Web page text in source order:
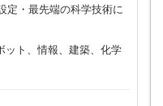
定・最先端の科学技術に
ット、情報、建築、化学